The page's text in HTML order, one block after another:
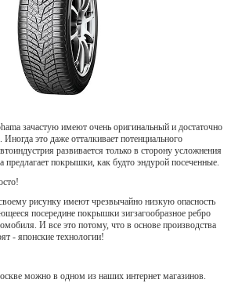
зачастую имеют очень оригинальный и достаточно
это даже отталкивает потенциального
развивается только в сторону усложнения
предлагает покрышки, как будто эндурой посеченные.
рисунку имеют чрезвычайно низкую опасность
посередине покрышки зигзагообразное ребро
И все это потому, что в основе производства
- японские технологии!
можно в одном из наших интернет магазинов.